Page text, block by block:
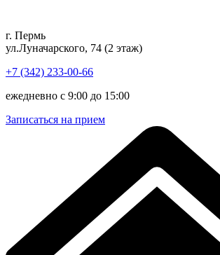
содержимому
г. Пермь
ул.Луначарского, 74 (2 этаж)
+7 (342) 233-00-66
ежедневно с 9:00 до 15:00
Записаться на прием